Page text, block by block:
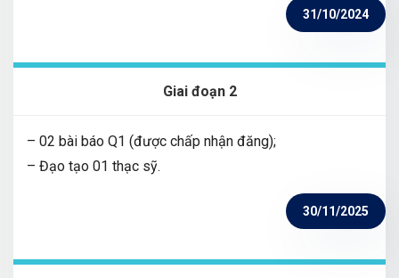
31/10/2024
Giai đoạn 2
– 02 bài báo Q1 (được chấp nhận đăng);
– Đạo tạo 01 thạc sỹ.
30/11/2025